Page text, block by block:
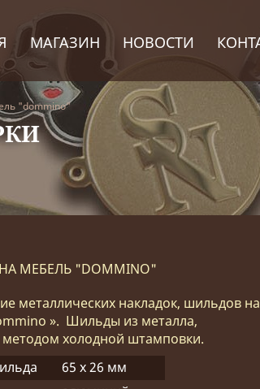
МАГАЗИН НОВОСТИ
"dommino"
МЕБЕЛЬ "DOMMINO"
металлических накладок, шильдов на
». Шильды из металла,
холодной штамповки.
65 х 26 мм